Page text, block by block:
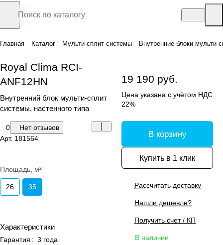
Главная Каталог Мульти-сплит-системы Внутренние блоки мульти-
Royal Clima RCI-
ANF12HN
Внутренний блок мульти-сплит
системы, настенного типа
0
Нет отзывов
Арт. 181564
Площадь, м²
26 35
Характеристики
Гарантия : 3 года
19 190 руб.
Цена указана с учётом НДС
22%
В корзину
Купить в 1 клик
Рассчитать доставку
Нашли дешевле?
Получить счет / КП
В наличии